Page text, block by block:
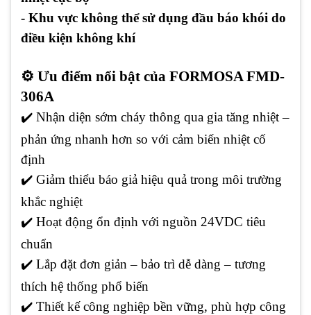
- Khu vực không thể sử dụng đầu báo khói do
điều kiện không khí
⚙️ Ưu điểm nổi bật của FORMOSA FMD-
306A
✔️ Nhận diện sớm cháy thông qua gia tăng nhiệt –
phản ứng nhanh hơn so với cảm biến nhiệt cố
định
✔️ Giảm thiểu báo giả hiệu quả trong môi trường
khắc nghiệt
✔️ Hoạt động ổn định với nguồn 24VDC tiêu
chuẩn
✔️ Lắp đặt đơn giản – bảo trì dễ dàng – tương
thích hệ thống phổ biến
✔️ Thiết kế công nghiệp bền vững, phù hợp công